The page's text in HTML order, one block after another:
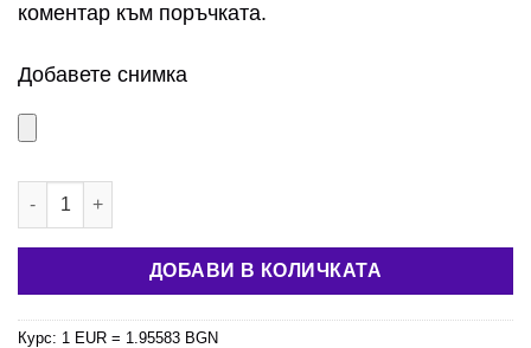
коментар към поръчката.
Добавете снимка
количество за Керамична чаша за имен ден
ДОБАВИ В КОЛИЧКАТА
Курс: 1 EUR = 1.95583 BGN